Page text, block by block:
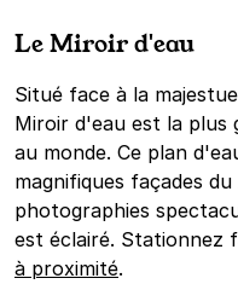
Le Miroir d'eau
Situé face à la
Miroir d'eau est la plus
au monde. Ce plan
magnifiques façades
photographies
est éclairé. Stationnez
à proximité.